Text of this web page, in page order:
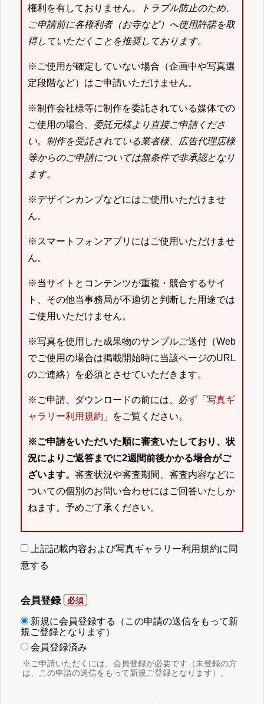
権利を有しておりません。
トラブル防止のため、
ご申請前に各権利者（お寺など）へ使用許諾を取
得していただくことを推奨しております。
※ご使用が確定していない場合（企画中や写真選
定段階など）はご申請いただけません。
※制作会社様等に制作を委託されている媒体での
ご使用の場合、 委託元様より直接ご申請くださ
い。 制作を受託されている業者様、広告代理店様
等からのご申請については無条件で非承認となり
ます。
※デザインカンプなどにはご使用いただけませ
ん。
※スマートフォンアプリにはご使用いただけませ
ん。
※当サイトとコンテンツが重複・競合するサイ
ト、その他当事務局が不適切と判断した用途では
ご使用いただけません。
※写真を使用した成果物のサンプルご送付（Web
でご使用の場合は掲載開始時に当該ページのURL
のご連絡）を必須とさせていただきます。
※ご申請、ダウンロードの前には、必ず「 写真ギ
ャラリー利用規約 」をご覧ください。
※ご申請をいただいた順に審査いたしており、状
況によりご返答までに2週間前後かかる場合がご
ざいます。 審査状況や審査期間、審査内容などに
ついての個別のお問い合わせにはご回答いたしか
ねます。予めご了承ください。
上記記載内容および写真ギャラリー利用規約に同
意する
会員登録
新規に会員登録する（この申請の送信をもって新
規ご登録となります）
会員登録済み
※ご申請いただくには、会員登録が必要です（未登録の方
は、この申請の送信をもって新規ご登録となります）。